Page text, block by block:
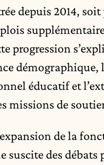
depuis 2014,
progression
démographique,
éducatif et
missions de
de la
suscite des débats